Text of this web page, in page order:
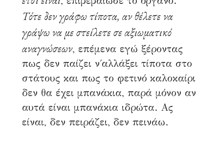
Τότε δεν γράφω τίποτα, αν θέλετε να
γράψω να με στείλετε σε αξιωματικό
αναγνώσεων, επέμενα εγώ ξέροντας
πως δεν παίζει ν΄αλλάξει τίποτα στο
στάτους και πως το φετινό καλοκαίρι
δεν θα έχει μπανάκια, παρά μόνον αν
αυτά είναι μπανάκια ιδρώτα. Ας
είναι, δεν πειράζει, δεν πεινάω.